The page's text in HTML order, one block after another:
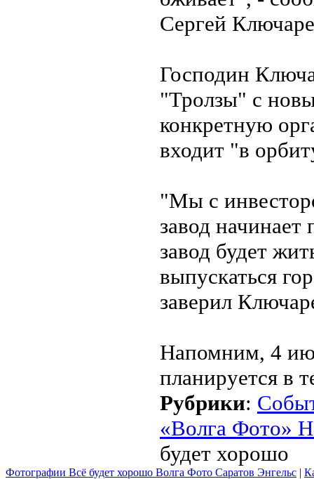
Сергей
Господин
"Тролзы" с
конкретную
входит "в
"Мы с
завод
завод будет
выпускаться
заверил
Напомним, 4
планируется в
Рубрики:
«Волга Фото»
будет хорошо
Фотографии Всё будет хорошо Волга Фото Саратов Энгельс |